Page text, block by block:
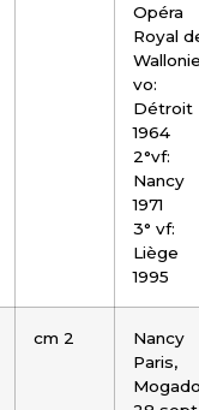
Opéra
Royal
vo:
Détroit
1964
2°vf:
Nancy
1971
3° vf:
Liège
1995
cm 2
Nancy
Paris,